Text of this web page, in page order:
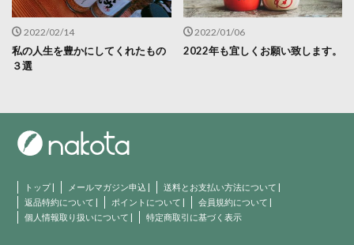
2022/02/14
私の人生を豊かにしてくれたもの
３選
2022/01/06
2022年も宜しくお願い致します。
トップ| メールマガジン申込 送料とお支払い方法について
返品特約について
ポイントについて 会員規約について
個人情報取り扱いについて
特定商取引に基づく表示